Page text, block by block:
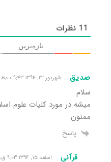
11 نظرات
تازه‌ترین
صدیق شهریور ۲۲, ۱۳۹۴ ۹:۴۳ ب٫ظ
سلام
میشه در مورد کلیات علوم
ممنون
پاسخ
قرآنی اسفند ۱۵, ۱۳۹۴ ۹:۰۳ ق٫ظ